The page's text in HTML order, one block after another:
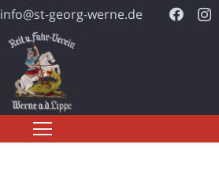
info@st-georg-werne.de